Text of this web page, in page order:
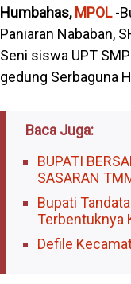
Humbahas, MPOL-
Paniaran Nababan,
Seni siswa UPT
gedung Serbaguna
Baca Juga:
BUPATI
SASARAN
Bupati
Terbentuknya
Defile